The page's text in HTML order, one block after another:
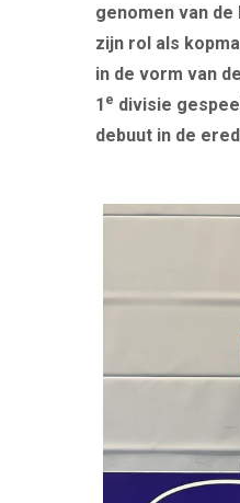
genomen van
zijn rol als
in de vorm van
1 e divisie
debuut in de